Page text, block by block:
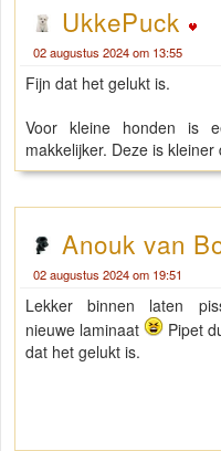
UkkePuck
02 augustus 2024 om 13:55
Fijn dat het gelukt is.
Voor kleine honden is
makkelijker. Deze is
Anouk van
02 augustus 2024 om 19:51
Lekker binnen laten
nieuwe laminaat
Pipet
dat het gelukt is.